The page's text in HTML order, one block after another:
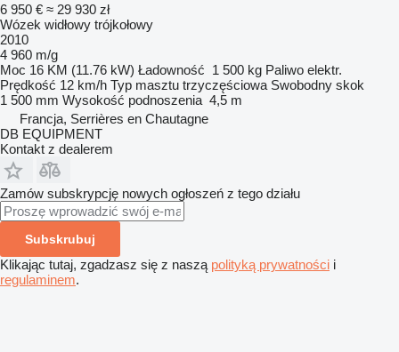
6 950 € ≈ 29 930 zł
Wózek widłowy trójkołowy
2010
4 960 m/g
Moc 16 KM (11.76 kW) Ładowność 1 500 kg Paliwo elektr.
Prędkość 12 km/h Typ masztu trzyczęściowa Swobodny skok
1 500 mm Wysokość podnoszenia 4,5 m
Francja, Serrières en Chautagne
DB EQUIPMENT
Kontakt z dealerem
Zamów subskrypcję nowych ogłoszeń z tego działu
Subskrubuj
Klikając tutaj, zgadzasz się z naszą polityką prywatności i
regulaminem.